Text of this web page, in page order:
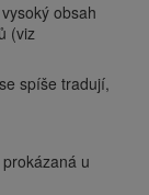
obsah
(viz
spíše tradují,
u